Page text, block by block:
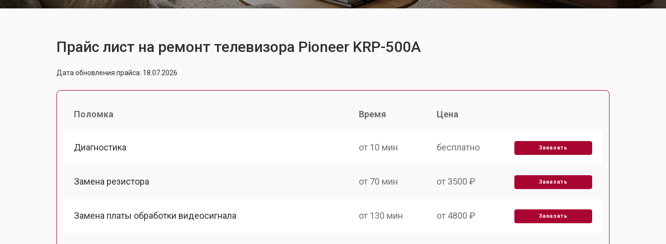
Прайс лист на ремонт телевизора Pioneer KRP-500A
Дата обновления прайса: 18.07.2026
Поломка Время Цена
Диагностика от 10 мин бесплатно Заказать
Замена резистора от 70 мин от 3500 ₽ Заказать
Замена платы обработки видеосигнала от 130 мин от 4800 ₽ Заказать